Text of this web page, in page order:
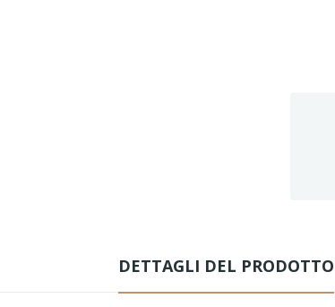
DETTAGLI DEL PRODOTTO